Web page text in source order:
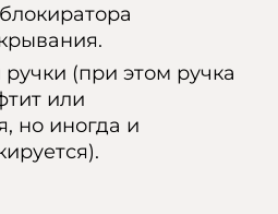
(при этом ручка
или
но иногда и